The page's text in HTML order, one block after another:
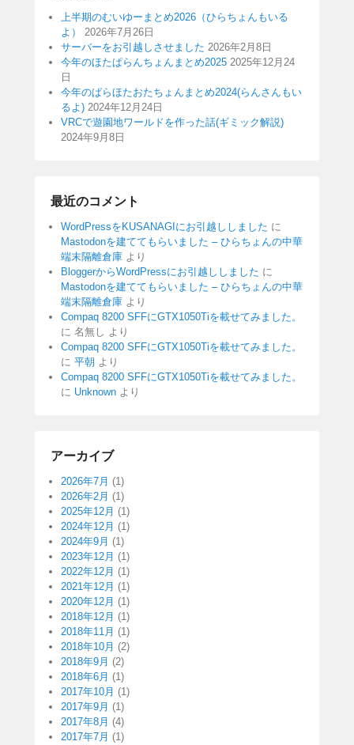
上半期のむいゆーまとめ2026（ひらちょんもいる
よ）
2026年7月26日
サーバーをお引越しさせました 2026年2月8日
今年のほたぱらんちょんまとめ2025 2025年12月24
日
今年のぱらほたおたちょんまとめ2024(らんさんもい
るよ) 2024年12月24日
VRCで遊園地ワールドを作った話(ギミック解説)
2024年9月8日
最近のコメント
WordPressをKUSANAGIにお引越ししました に
Mastodonを建ててもらいました – ひらちょんの中華
端末隔離倉庫 より
BloggerからWordPressにお引越ししました に
Mastodonを建ててもらいました – ひらちょんの中華
端末隔離倉庫 より
Compaq 8200 SFFにGTX1050Tiを載せてみました。
に 名無し より
Compaq 8200 SFFにGTX1050Tiを載せてみました。
に 平朝 より
Compaq 8200 SFFにGTX1050Tiを載せてみました。
に Unknown より
アーカイブ
2026年7月 (1)
2026年2月 (1)
2025年12月 (1)
2024年12月 (1)
2024年9月 (1)
2023年12月 (1)
2022年12月 (1)
2021年12月 (1)
2020年12月 (1)
2018年12月 (1)
2018年11月 (1)
2018年10月 (2)
2018年9月 (2)
2018年6月 (1)
2017年10月 (1)
2017年9月 (1)
2017年8月 (4)
2017年7月 (1)